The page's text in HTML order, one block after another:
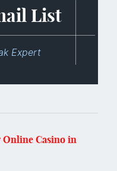
List
Expert
Online Casino in